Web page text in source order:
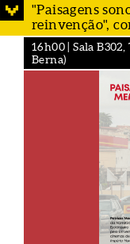
"Paisagens
reinvenção",
16h00 | Sala
Berna)